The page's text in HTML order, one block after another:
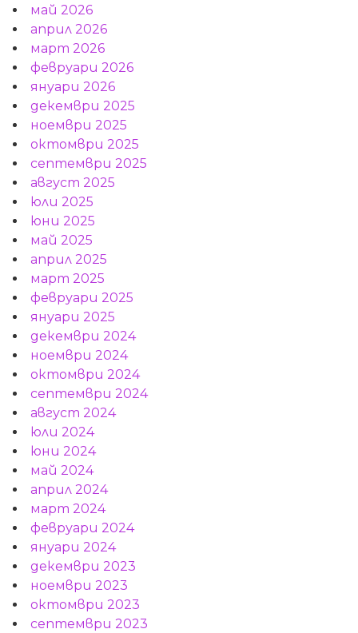
май 2026
април 2026
март 2026
февруари 2026
януари 2026
декември 2025
ноември 2025
октомври 2025
септември 2025
август 2025
юли 2025
юни 2025
май 2025
април 2025
март 2025
февруари 2025
януари 2025
декември 2024
ноември 2024
октомври 2024
септември 2024
август 2024
юли 2024
юни 2024
май 2024
април 2024
март 2024
февруари 2024
януари 2024
декември 2023
ноември 2023
октомври 2023
септември 2023